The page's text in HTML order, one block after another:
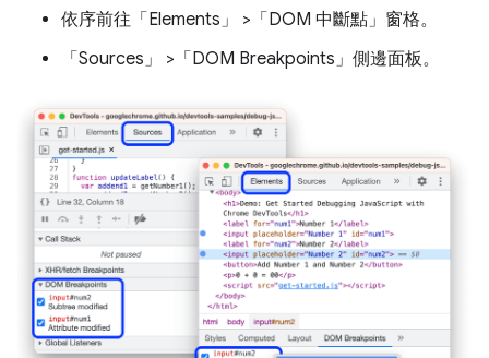
依序前往「Elements」 >「DOM 中斷點」 窗格。
「Sources」
>「DOM Breakpoints」 側邊面板。